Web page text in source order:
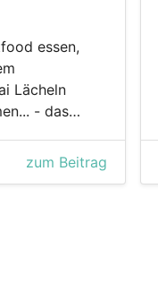
essen,
Lächeln
- das…
zum Beitrag